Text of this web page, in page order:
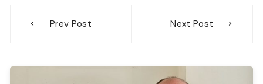
Prev Post Next Post